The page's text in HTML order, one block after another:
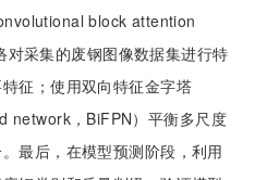
block attention
采集的废钢图像数据集进行特
征；使用双向特征金字塔
network，BiFPN）平衡多尺度
最后，在模型预测阶段，利用